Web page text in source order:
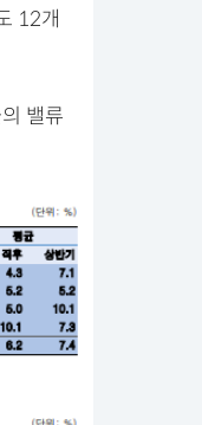
12개
밸류